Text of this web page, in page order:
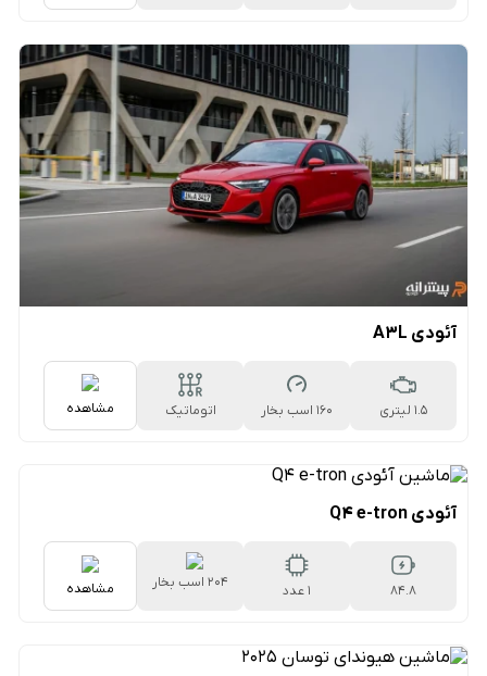
آئودی A3L
1.5 لیتری 160 اسب بخار
اتوماتیک
مشاهده
آئودی Q4 e-tron
۸۴.۸
1 عدد 204 اسب بخار مشاهده